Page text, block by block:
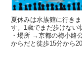
夏休みは水族館に行き
す。1歳でまだ歩けない
・場所 →京都の梅小路
からだと徒歩15分から